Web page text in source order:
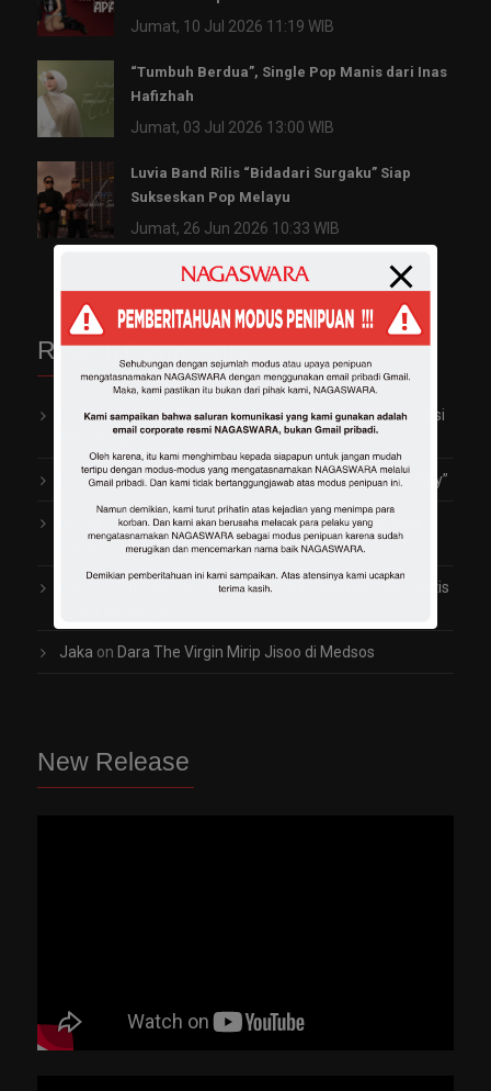
Jumat, 10 Jul 2026 11:19 WIB
“Tumbuh Berdua”, Single Pop Manis dari Inas
Hafizhah
Jumat, 03 Jul 2026 13:00 WIB
Luvia Band Rilis “Bidadari Surgaku” Siap
Sukseskan Pop Melayu
Jumat, 26 Jun 2026 10:33 WIB
Recent Comments
reyhanonGarap Video Klip Perdana, Vio Kijo Terinspirasi
Mendiang Saleem Iklim
reyhanonTrayen Ngaku Pernah Terjebak Jadi “Bad Boy”
onArti Penting Rambut Indah dan Sehat bagi
Gladys 2TikTok
Fitri Carlina Rilis Lagu Penuh Cinta dan Romantis
Jaka on Dara The Virgin Mirip Jisoo di Medsos
New Release